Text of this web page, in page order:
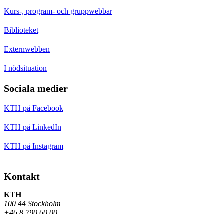
Kurs-, program- och gruppwebbar
Biblioteket
Externwebben
I nödsituation
Sociala medier
KTH på Facebook
KTH på LinkedIn
KTH på Instagram
Kontakt
KTH
100 44 Stockholm
+46 8 790 60 00